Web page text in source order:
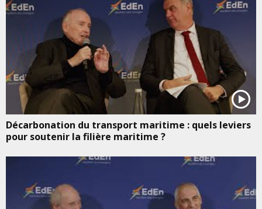
Décarbonation du transport maritime : quels leviers
pour soutenir la filière maritime ?